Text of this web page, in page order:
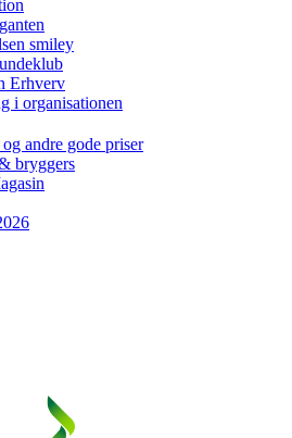
smiley
Erhverv
i organisationen
andre gode priser
bryggers